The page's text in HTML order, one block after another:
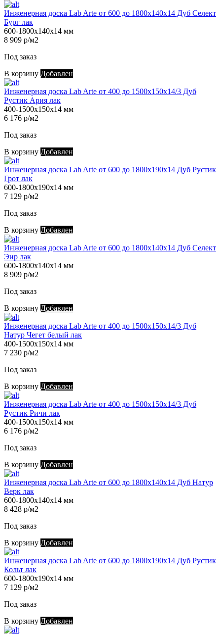
Инженерная доска Lab Arte от 600 до 1800х140х14 Дуб Селект
Бург лак
600-1800х140х14 мм
8 909 р/м2
Под заказ
В корзину Добавлен
Инженерная доска Lab Arte от 400 до 1500х150х14/3 Дуб
Рустик Ария лак
400-1500х150х14 мм
6 176 р/м2
Под заказ
В корзину Добавлен
Инженерная доска Lab Arte от 600 до 1800х190х14 Дуб Рустик
Грот лак
600-1800х190х14 мм
7 129 р/м2
Под заказ
В корзину Добавлен
Инженерная доска Lab Arte от 600 до 1800х140х14 Дуб Селект
Эир лак
600-1800х140х14 мм
8 909 р/м2
Под заказ
В корзину Добавлен
Инженерная доска Lab Arte от 400 до 1500х150х14/3 Дуб
Натур Чегет белый лак
400-1500х150х14 мм
7 230 р/м2
Под заказ
В корзину Добавлен
Инженерная доска Lab Arte от 400 до 1500х150х14/3 Дуб
Рустик Ричи лак
400-1500х150х14 мм
6 176 р/м2
Под заказ
В корзину Добавлен
Инженерная доска Lab Arte от 600 до 1800х140х14 Дуб Натур
Верк лак
600-1800х140х14 мм
8 428 р/м2
Под заказ
В корзину Добавлен
Инженерная доска Lab Arte от 600 до 1800х190х14 Дуб Рустик
Кольт лак
600-1800х190х14 мм
7 129 р/м2
Под заказ
В корзину Добавлен